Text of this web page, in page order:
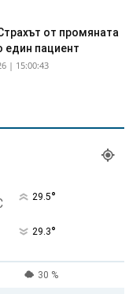
от промяната
един пациент
| 15:00:43
29.5°
29.3°
30 %